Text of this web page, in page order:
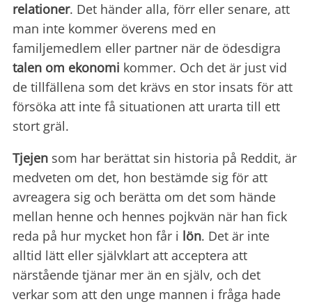
relationer. Det händer alla, förr eller senare, att
man inte kommer överens med en
familjemedlem eller partner när de ödesdigra
talen om ekonomi kommer. Och det är just vid
de tillfällena som det krävs en stor insats för att
försöka att inte få situationen att urarta till ett
stort gräl.
Tjejen som har berättat sin historia på Reddit, är
medveten om det, hon bestämde sig för att
avreagera sig och berätta om det som hände
mellan henne och hennes pojkvän när han fick
reda på hur mycket hon får i lön. Det är inte
alltid lätt eller självklart att acceptera att
närstående tjänar mer än en själv, och det
verkar som att den unge mannen i fråga hade